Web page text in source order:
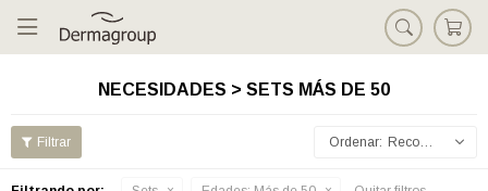

NECESIDADES > SETS MÁS DE 50
Recomendados